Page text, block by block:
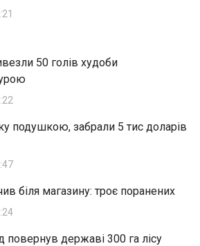
50 голів худоби
подушкою, забрали 5 тис доларів
біля магазину: троє поранених
повернув державі 300 га лісу